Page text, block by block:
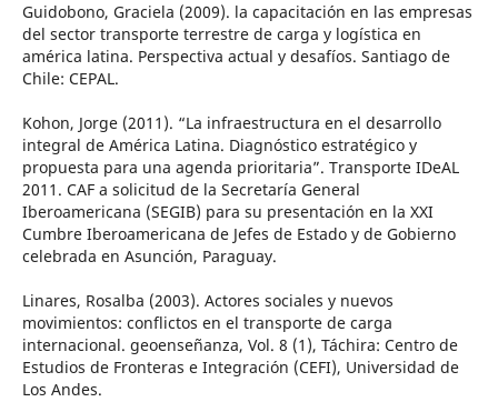
Guidobono, Graciela (2009). la capacitación en las empresas
del sector transporte terrestre de carga y logística en
américa latina. Perspectiva actual y desafíos. Santiago de
Chile: CEPAL.
Kohon, Jorge (2011). “La infraestructura en el desarrollo
integral de América Latina. Diagnóstico estratégico y
propuesta para una agenda prioritaria”. Transporte IDeAL
2011. CAF a solicitud de la Secretaría General
Iberoamericana (SEGIB) para su presentación en la XXI
Cumbre Iberoamericana de Jefes de Estado y de Gobierno
celebrada en Asunción, Paraguay.
Linares, Rosalba (2003). Actores sociales y nuevos
movimientos: conflictos en el transporte de carga
internacional. geoenseñanza, Vol. 8 (1), Táchira: Centro de
Estudios de Fronteras e Integración (CEFI), Universidad de
Los Andes.